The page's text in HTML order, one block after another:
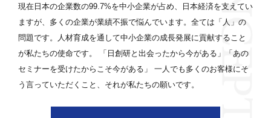
現在日本の企業数の99.7%を中小企業が占め、日本経済を支えてい
ますが、多くの企業が業績不振で悩んでいます。全ては「人」の
問題です。人材育成を通して中小企業の成長発展に貢献すること
が私たちの使命です。 「日創研と出会ったから今がある」「あの
セミナーを受けたからこそ今がある」 一人でも多くのお客様にそ
う言っていただくこと、それが私たちの願いです。